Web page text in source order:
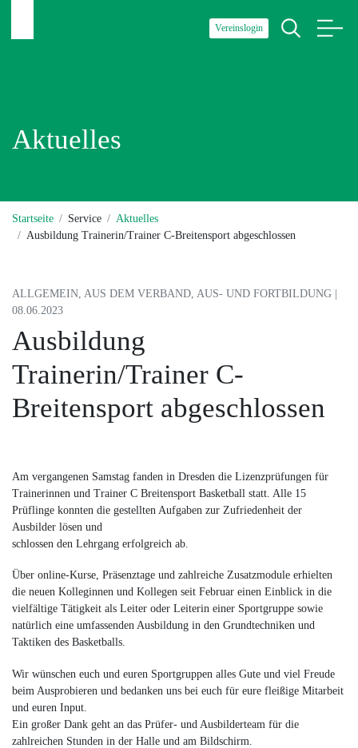
Vereinslogin
Aktuelles
Startseite Service
Aktuelles
Ausbildung Trainerin/Trainer C-Breitensport abgeschlossen
ALLGEMEIN, AUS DEM VERBAND, AUS- UND FORTBILDUNG |
08.06.2023
Ausbildung
Trainerin/Trainer C-
Breitensport abgeschlossen
Am vergangenen Samstag fanden in Dresden die Lizenzprüfungen für
Trainerinnen und Trainer C Breitensport Basketball statt. Alle 15
Prüflinge konnten die gestellten Aufgaben zur Zufriedenheit der
Ausbilder lösen und
schlossen den Lehrgang erfolgreich ab.
Über online-Kurse, Präsenztage und zahlreiche Zusatzmodule erhielten
die neuen Kolleginnen und Kollegen seit Februar einen Einblick in die
vielfältige Tätigkeit als Leiter oder Leiterin einer Sportgruppe sowie
natürlich eine umfassenden Ausbildung in den Grundtechniken und
Taktiken des Basketballs.
Wir wünschen euch und euren Sportgruppen alles Gute und viel Freude
beim Ausprobieren und bedanken uns bei euch für eure fleißige Mitarbeit
und euren Input.
Ein großer Dank geht an das Prüfer- und Ausbilderteam für die
zahlreichen Stunden in der Halle und am Bildschirm.